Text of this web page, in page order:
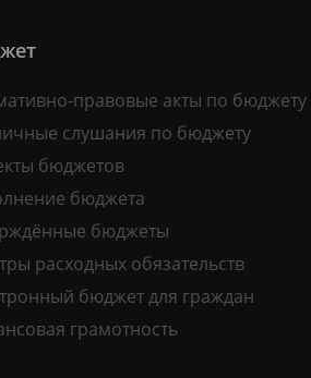
правовые акты по бюджету
слушания по бюджету
бюджетов
бюджета
бюджеты
расходных обязательств
бюджет для граждан
грамотность